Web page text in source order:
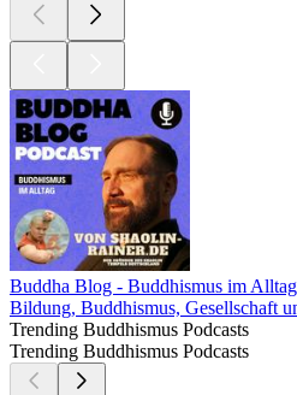
Buddha Blog - Buddhismus im Alltag
Bildung, Buddhismus, Gesellschaft
Trending Buddhismus Podcasts
Trending Buddhismus Podcasts